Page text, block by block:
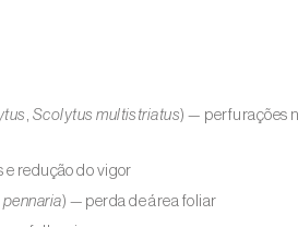
, Scolytus multistriatus) — perfurações
e redução do vigor
) — perda de área foliar